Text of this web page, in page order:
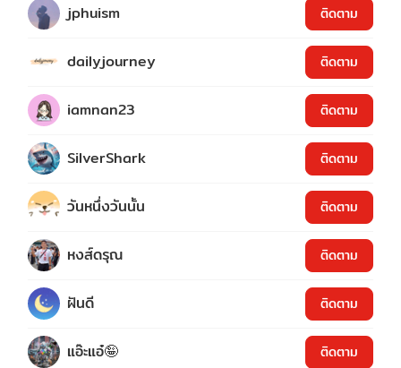
jphuism ติดตาม
dailyjourney ติดตาม
iamnan23 ติดตาม
SilverShark ติดตาม
วันหนึ่งวันนั้น ติดตาม
หงส์ดรุณ ติดตาม
ฝันดี ติดตาม
แอ๊ะแอ๋🤪 ติดตาม